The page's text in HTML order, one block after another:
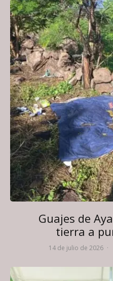
Guajes de
tierra a
14 de julio de 2026 ·